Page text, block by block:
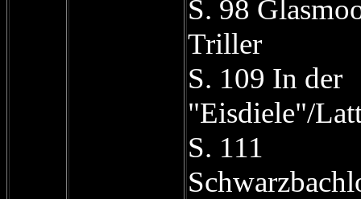
S. 98
Triller
S. 109 In der
"Eisdiele"/
S. 111